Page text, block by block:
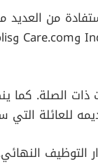
من العديد من
ذات الصلة. كما
للعائلة التي
التوظيف